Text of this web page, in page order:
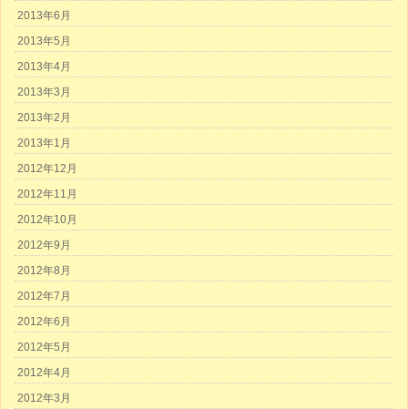
2013年6月
2013年5月
2013年4月
2013年3月
2013年2月
2013年1月
2012年12月
2012年11月
2012年10月
2012年9月
2012年8月
2012年7月
2012年6月
2012年5月
2012年4月
2012年3月